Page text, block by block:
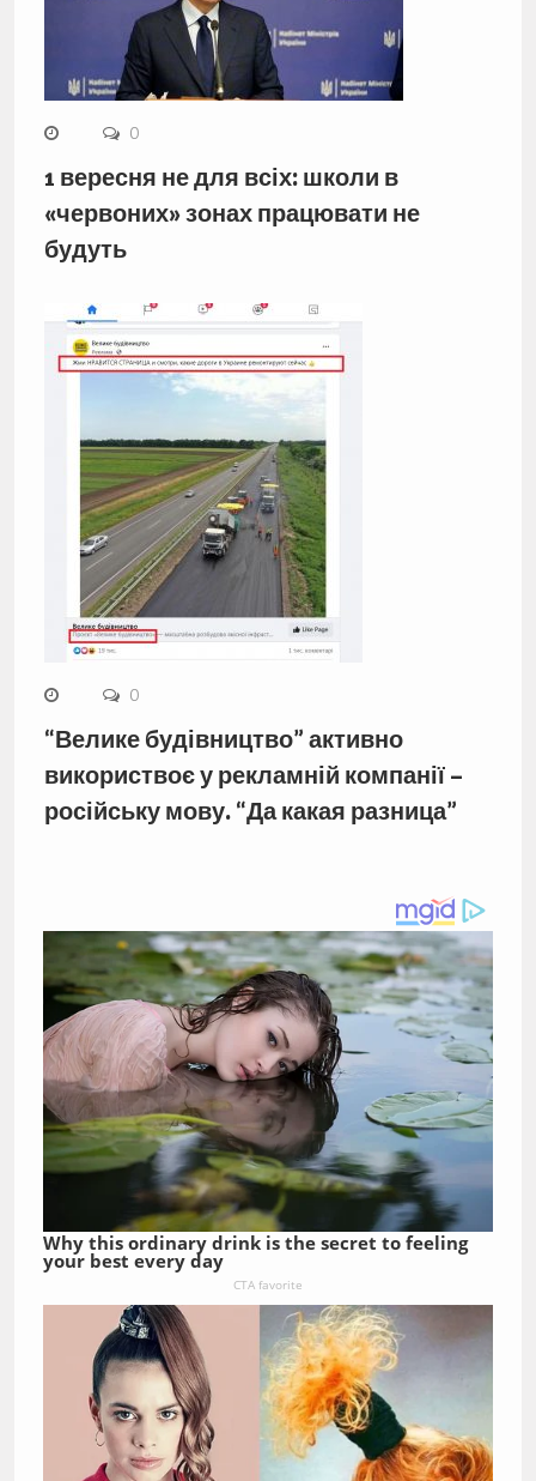
0
1 вересня не для всіх: школи в
«червоних» зонах працювати не
будуть
0
“Велике будівництво” активно
використвоє у рекламній компанії –
російську мову. “Да какая разница”
Why this ordinary drink is the secret to feeling
your best every day
CTA favorite